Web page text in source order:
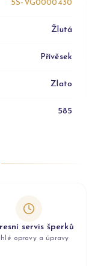
5S-VG0000430
Žlutá
Přívěsek
Zlato
585
servis šperků
opravy a úpravy